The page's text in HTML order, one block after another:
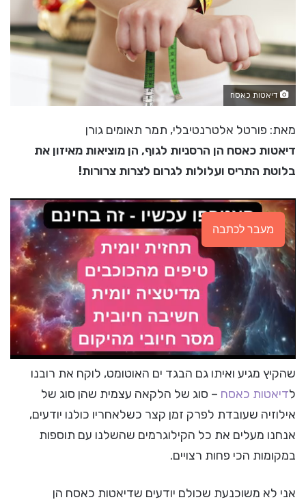
דיאטות כאסח
מאת: פורטל אלטרנטיבלי, תמר תאומים גורן
דיאטות כאסח הן הרסניות לגוף, הן מוציאות מאיזון את
בלוטת התריס ועלולות לגרום לצרות צרורות!
מעבר לכתבה
שהקיץ מגיע ואיתו גם הבגד ים האוטומט, לוקח את רובנו
לדיאטות כאסח – סוג של הלקאה עצמית שהן סוג של
אילוזיה שעובדת לפרק זמן קצר כשלאחריו כולנו יודעים,
אנחנו מעלים את כל הקילוגרמים שהשלנו עם תוספות
במקומות הכי פחות רצויים.
אני לא משוכנעת שכולם יודעים שדיאטות כאסח הן